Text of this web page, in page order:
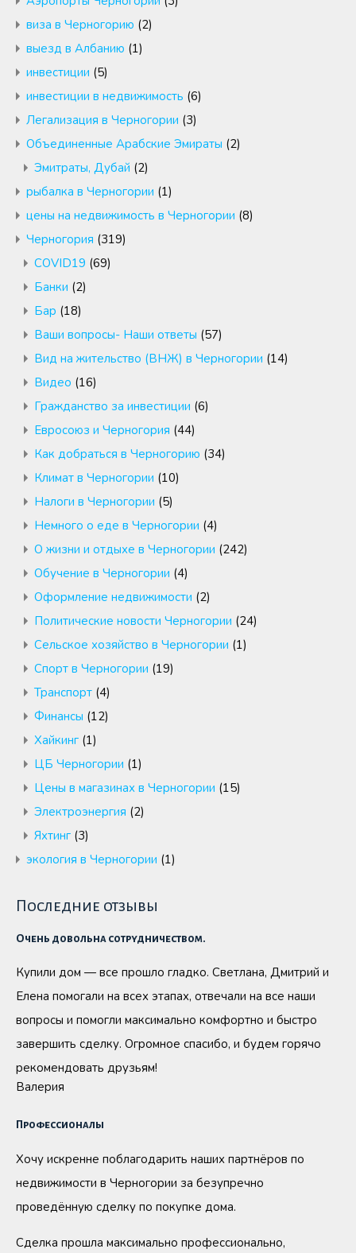
виза в Черногорию (2)
выезд в Албанию (1)
инвестиции (5)
инвестиции в недвижимость (6)
Легализация в Черногории (3)
Объединенные Арабские Эмираты (2)
Эмитраты, Дубай (2)
рыбалка в Черногории (1)
цены на недвижимость в Черногории (8)
Черногория (319)
COVID19 (69)
Банки (2)
Бар (18)
Ваши вопросы- Наши ответы (57)
Вид на жительство (ВНЖ) в Черногории (14)
Видео (16)
Гражданство за инвестиции (6)
Евросоюз и Черногория (44)
Как добраться в Черногорию (34)
Климат в Черногории (10)
Налоги в Черногории (5)
Немного о еде в Черногории (4)
О жизни и отдыхе в Черногории (242)
Обучение в Черногории (4)
Оформление недвижимости (2)
Политические новости Черногории (24)
Сельское хозяйство в Черногории (1)
Спорт в Черногории (19)
Транспорт (4)
Финансы (12)
Хайкинг (1)
ЦБ Черногории (1)
Цены в магазинах в Черногории (15)
Электроэнергия (2)
Яхтинг (3)
экология в Черногории (1)
Последние отзывы
Очень довольна сотрудничеством.
Купили дом — все прошло гладко. Светлана, Дмитрий и
Елена помогали на всех этапах, отвечали на все наши
вопросы и помогли максимально комфортно и быстро
завершить сделку. Огромное спасибо, и будем горячо
рекомендовать друзьям!
Валерия
Профессионалы
Хочу искренне поблагодарить наших партнёров по
недвижимости в Черногории за безупречно
проведённую сделку по покупке дома.
Сделка прошла максимально профессионально,